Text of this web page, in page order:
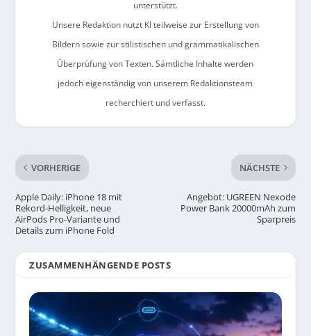
unterstützt.
Unsere Redaktion nutzt KI teilweise zur Erstellung von
Bildern sowie zur stilistischen und grammatikalischen
Überprüfung von Texten. Sämtliche Inhalte werden
jedoch eigenständig von unserem Redaktionsteam
recherchiert und verfasst.
VORHERIGE
Apple Daily: iPhone 18 mit
Rekord-Helligkeit, neue
AirPods Pro-Variante und
Details zum iPhone Fold
NÄCHSTE
Angebot: UGREEN Nexode
Power Bank 20000mAh zum
Sparpreis
ZUSAMMENHÄNGENDE POSTS